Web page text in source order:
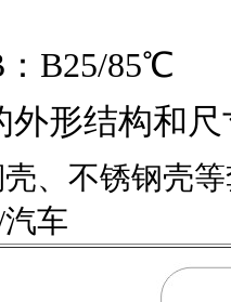
B25/85℃
外形结构和
壳、不锈钢壳
车